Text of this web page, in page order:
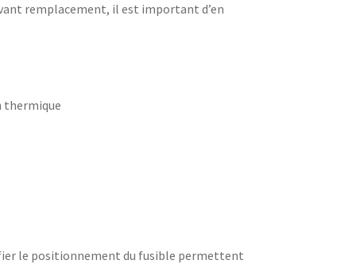
remplacement, il est important d’en
le positionnement du fusible permettent